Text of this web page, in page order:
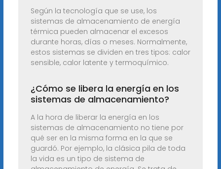
Según la tecnología que se use, los
sistemas de almacenamiento de energía
térmica pueden almacenar el excesos
durante horas, días o meses. Normalmente,
estos sistemas se dividen en tres tipos: calor
sensible, calor latente y termoquímico.
¿Cómo se libera la energía en los
sistemas de almacenamiento?
A la hora de liberar la energía en los
sistemas de almacenamiento no tiene por
qué ser en la misma forma en la que se
guardó. Por ejemplo, la clásica pila de toda
la vida es un tipo de sistema de